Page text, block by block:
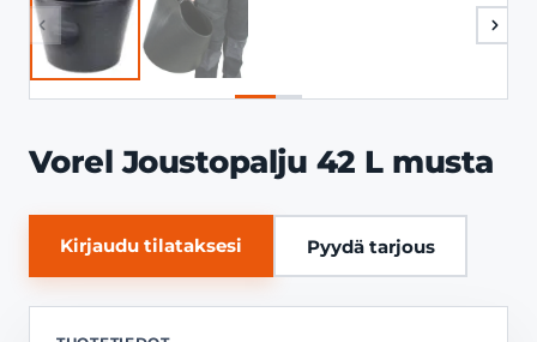
Vorel Joustopalju 42 L musta
Kirjaudu tilataksesi Pyydä tarjous